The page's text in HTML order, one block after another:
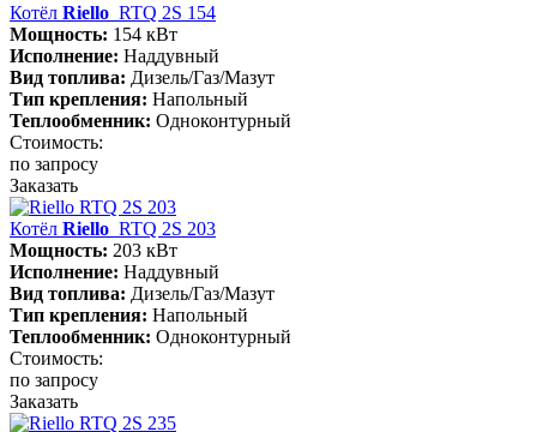
Котёл Riello RTQ 2S 154
Мощность: 154 кВт
Исполнение: Наддувный
Вид топлива: Дизель/Газ/Мазут
Тип крепления: Напольный
Теплообменник: Одноконтурный
Стоимость:
по запросу
Заказать
Котёл Riello RTQ 2S 203
Мощность: 203 кВт
Исполнение: Наддувный
Вид топлива: Дизель/Газ/Мазут
Тип крепления: Напольный
Теплообменник: Одноконтурный
Стоимость:
по запросу
Заказать